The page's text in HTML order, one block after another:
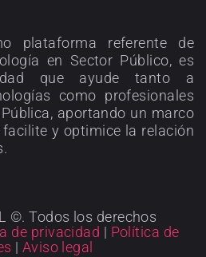
plataforma referente de
en Sector Público, es
que ayude tanto a
como profesionales
aportando un marco
y optimice la relación
©. Todos los derechos
de privacidad | Política de
| Aviso legal